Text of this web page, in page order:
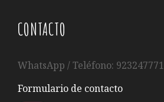
CONTACTO
WhatsApp / Teléfono: 923247771
Formulario de contacto